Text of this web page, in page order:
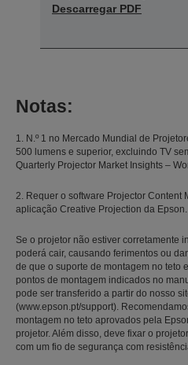
Descarregar PDF
Notas:
1. N.º 1 no Mercado Mundial de
500 lumens e superior, excluindo TV
Quarterly Projector Market Insights –
2. Requer o software Projector Content
aplicação Creative Projection da Epson.
Se o projetor não estiver corretamente
poderá cair, causando ferimentos ou
de que o suporte de montagem no teto
pontos de montagem indicados no
pode ser transferido a partir do nosso
(www.epson.pt/support).
montagem no teto aprovados pela
projetor. Além disso, deve fixar o
com um fio de segurança com